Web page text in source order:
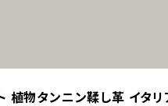
植物タンニン鞣し革 イタ